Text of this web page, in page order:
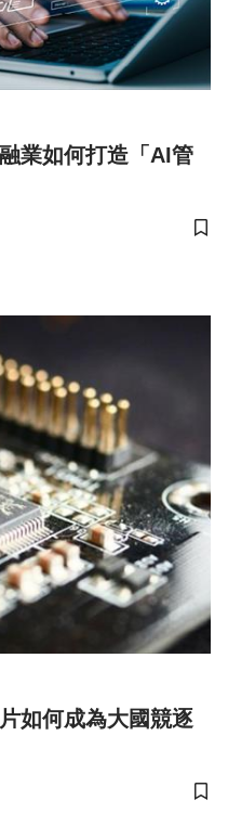
業如何打造「AI管
儲
如何成為大國競逐
儲